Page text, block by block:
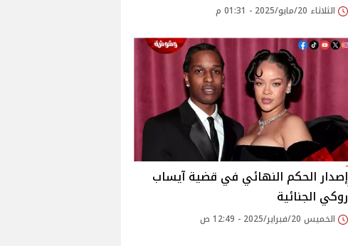
الثلاثاء 20/مايو/2025 - 01:31 م
إصدار الحكم النهائي في قضية آيساب
روكي الجنائية
الخميس 20/فبراير/2025 - 12:49 ص